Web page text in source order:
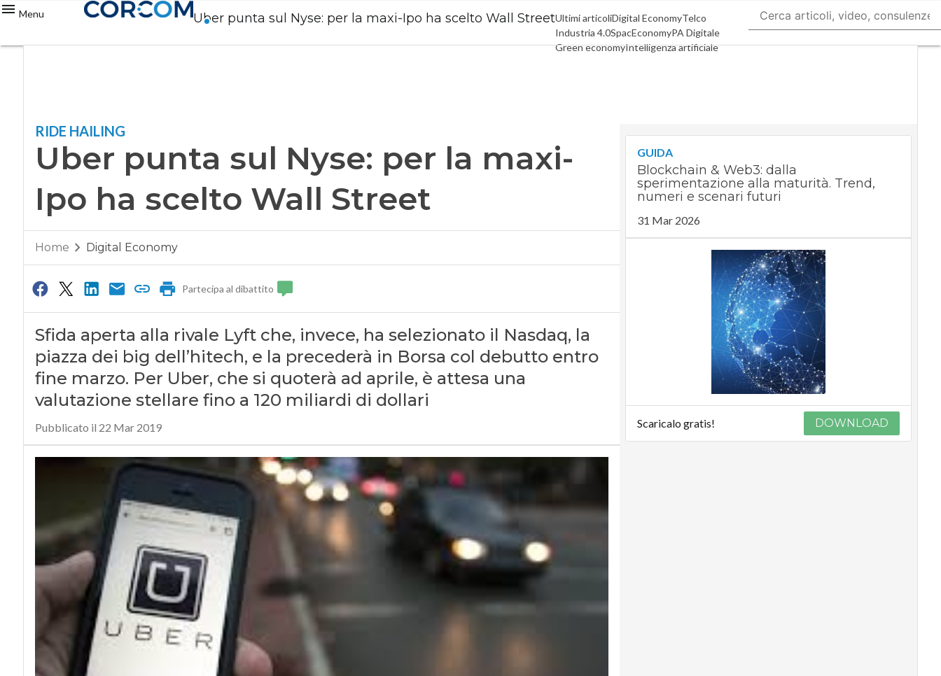
Menu Uber punta sul Nyse: per la maxi-Ipo ha scelto Wall StreetUltimi articoliDigital EconomyTelco
Industria 4.0SpacEconomyPA Digitale
Green economyIntelligenza artificiale
RIDE HAILING
Uber punta sul Nyse: per la maxi-
Ipo ha scelto Wall Street
Home Digital Economy
Partecipa al dibattito
Sfida aperta alla rivale Lyft che, invece, ha selezionato il Nasdaq, la
piazza dei big dell’hitech, e la precederà in Borsa col debutto entro
fine marzo. Per Uber, che si quoterà ad aprile, è attesa una
valutazione stellare fino a 120 miliardi di dollari
Pubblicato il 22 Mar 2019
GUIDA
Blockchain & Web3: dalla
sperimentazione alla maturità. Trend,
numeri e scenari futuri
31 Mar 2026
Scaricalo gratis! DOWNLOAD